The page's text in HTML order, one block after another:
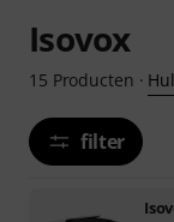
Isovox
15 Producten ·
filter